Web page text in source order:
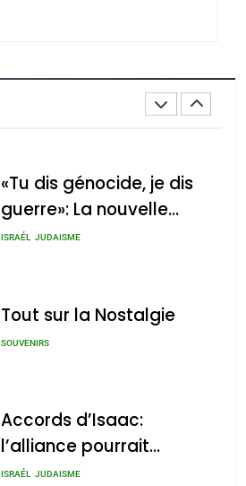
«Tu dis génocide, je dis
guerre»: La nouvelle
chanson de Boy George
ISRAÉL JUDAISME
Tout sur la Nostalgie
SOUVENIRS
Accords d’Isaac:
l’alliance pourrait
s’étendre à 13 pays
ISRAÉL JUDAISME